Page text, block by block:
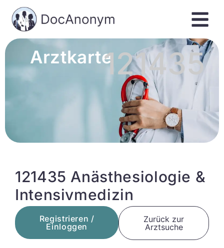
Arztkarte121435
121435 Anästhesiologie &
Intensivmedizin
Registrieren /
Einloggen
Zurück zur
Arztsuche